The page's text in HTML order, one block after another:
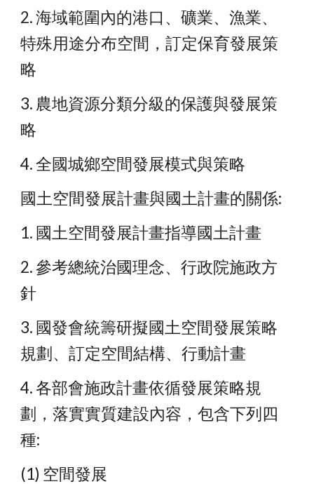
2. 海域範圍內的港口、礦業、漁業、
特殊用途分布空間，訂定保育發展策
略
3. 農地資源分類分級的保護與發展策
略
4. 全國城鄉空間發展模式與策略
國土空間發展計畫與國土計畫的關係:
1. 國土空間發展計畫指導國土計畫
2. 參考總統治國理念、行政院施政方
針
3. 國發會統籌研擬國土空間發展策略
規劃、訂定空間結構、行動計畫
4. 各部會施政計畫依循發展策略規
劃，落實實質建設內容，包含下列四
種:
(1) 空間發展